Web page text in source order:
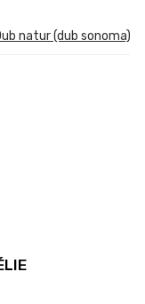
natur (dub sonoma)